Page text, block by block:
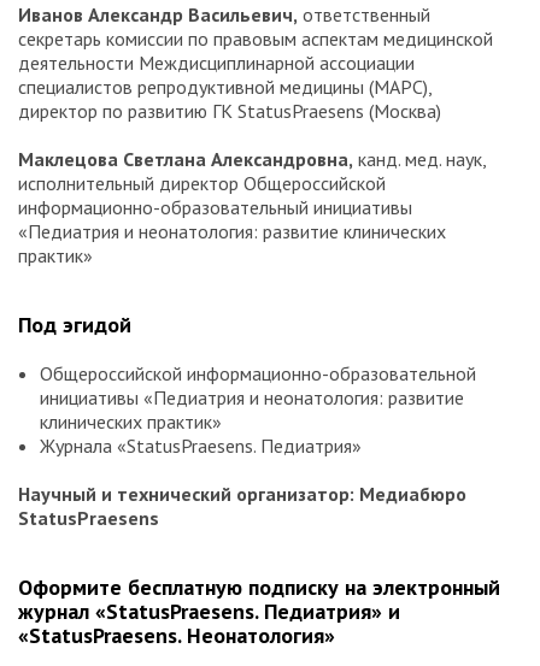
Иванов Александр Васильевич, ответственный
секретарь комиссии по правовым аспектам медицинской
деятельности Междисциплинарной ассоциации
специалистов репродуктивной медицины (МАРС),
директор по развитию ГК StatusPraesens (Москва)
Маклецова Светлана Александровна, канд. мед. наук,
исполнительный директор Общероссийской
информационно-образовательный инициативы
«Педиатрия и неонатология: развитие клинических
практик»
Под эгидой
Общероссийской информационно-образовательной
инициативы «Педиатрия и неонатология: развитие
клинических практик»
Журнала «StatusPraesens. Педиатрия»
Научный и технический организатор: Медиабюро
StatusPraesens
Оформите бесплатную подписку на электронный
журнал «StatusPraesens. Педиатрия» и
«StatusPraesens. Неонатология»